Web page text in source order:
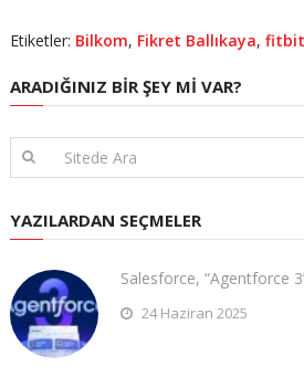
Etiketler: Bilkom, Fikret Ballıkaya, fitbit
ARADIĞINIZ BIR ŞEY MI VAR?
YAZILARDAN SEÇMELER
Salesforce, “Agentforce
24 Haziran 2025